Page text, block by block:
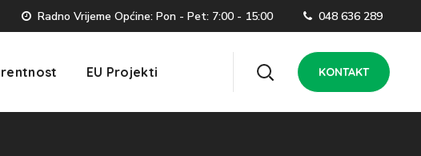
Radno Vrijeme Općine: Pon - Pet: 7:00 - 15:00 048 636 289
EU Projekti KONTAKT